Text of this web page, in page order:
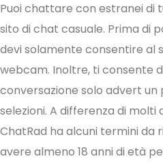
Puoi chattare con estranei di
sito di chat casuale. Prima di
devi solamente consentire al
webcam. Inoltre, ti consente
conversazione solo advert
selezioni. A differenza di
ChatRad ha alcuni termini da
avere almeno 18 anni di età